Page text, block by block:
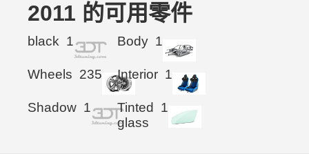
2011 的可用零件
black 1 Body 1
Wheels 235 Interior 1
Shadow 1
Tinted
glass
1